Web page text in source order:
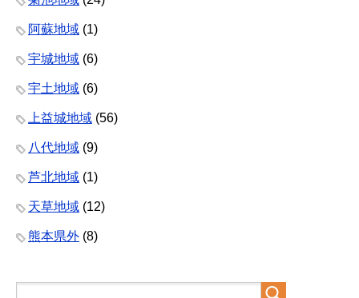
阿蘇地域 (1)
宇城地域 (6)
宇土地域 (6)
上益城地域 (56)
八代地域 (9)
芦北地域 (1)
天草地域 (12)
熊本県外 (8)